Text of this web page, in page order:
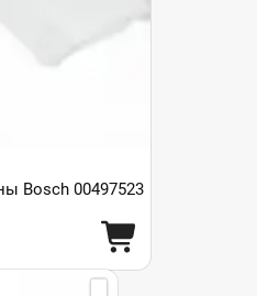
Bosch 00497523